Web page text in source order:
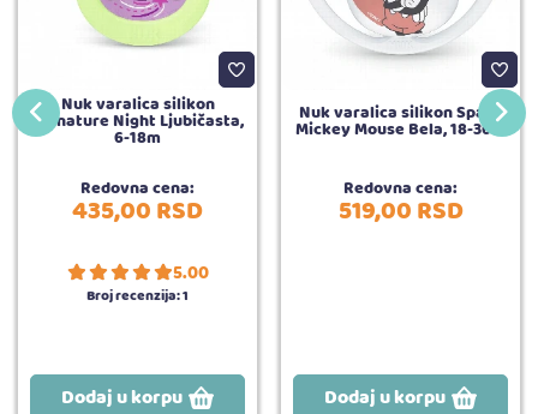
Nuk varalica silikon
Signature Night Ljubičasta,
6-18m
Redovna cena:
435,00RSD
5.00
Broj recenzija:1
Dodaj u korpu
Nuk varalica silikon Space
Mickey Mouse Bela, 18-36m
Redovna cena:
519,00RSD
Dodaj u korpu